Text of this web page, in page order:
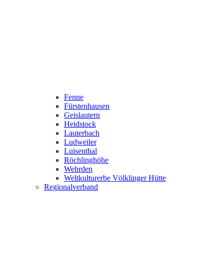
Fenne
Fürstenhausen
Geislautern
Heidstock
Lauterbach
Ludweiler
Luisenthal
Röchlinghöhe
Wehrden
Weltkulturerbe Völklinger Hütte
Regionalverband